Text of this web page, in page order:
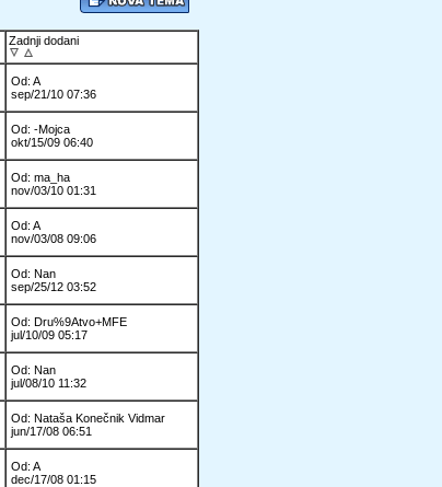
Zadnji dodani
Od: A
sep/21/10 07:36
Od: -Mojca
okt/15/09 06:40
Od: ma_ha
nov/03/10 01:31
Od: A
nov/03/08 09:06
Od: Nan
sep/25/12 03:52
Od: Dru%9Atvo+MFE
jul/10/09 05:17
Od: Nan
jul/08/10 11:32
Od: Nataša Konečnik Vidmar
jun/17/08 06:51
Od: A
dec/17/08 01:15